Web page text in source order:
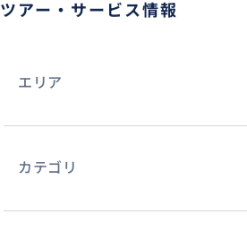
ツアー・サービス情報
エリア
カテゴリ